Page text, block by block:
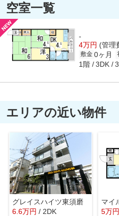
空室一覧
-
4万円 (管理
敷金 0ヶ月
1階 3DK
エリアの近い物件
グレイスハイツ東須磨
6.6万円 / 2DK
マイ
5万円